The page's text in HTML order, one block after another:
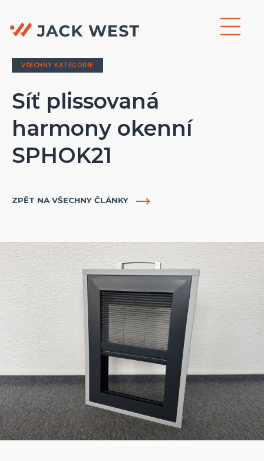
VŠECHNY KATEGORIE
Síť plissovaná
harmony okenní
SPHOK21
ZPĚT NA VŠECHNY ČLÁNKY